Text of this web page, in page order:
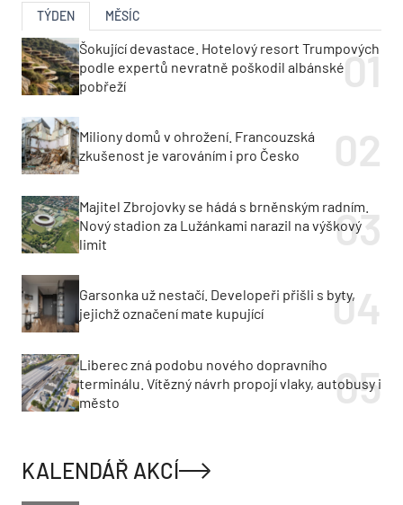
TÝDEN MĚSÍC
Šokující devastace. Hotelový resort Trumpových
podle expertů nevratně poškodil albánské
pobřeží
Miliony domů v ohrožení. Francouzská
zkušenost je varováním i pro Česko
Majitel Zbrojovky se hádá s brněnským radním.
Nový stadion za Lužánkami narazil na výškový
limit
Garsonka už nestačí. Developeři přišli s byty,
jejichž označení mate kupující
Liberec zná podobu nového dopravního
terminálu. Vítězný návrh propojí vlaky, autobusy i
město
KALENDÁŘ AKCÍ